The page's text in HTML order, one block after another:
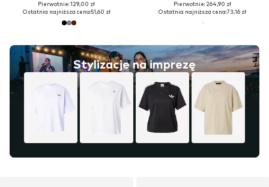
Pierwotnie: 129,00 zł
Ostatnia najniższa cena:51,60 zł
Stylizacje na imprezę
Pierwotnie: 264,90 zł
Ostatnia najniższa cena:73,16 zł